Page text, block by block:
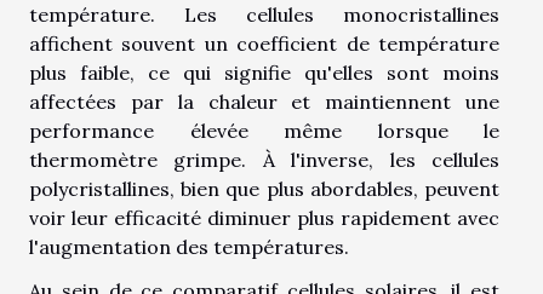
température. Les cellules monocristallines
affichent souvent un coefficient de température
plus faible, ce qui signifie qu'elles sont moins
affectées par la chaleur et maintiennent une
performance élevée même lorsque le
thermomètre grimpe. À l'inverse, les cellules
polycristallines, bien que plus abordables, peuvent
voir leur efficacité diminuer plus rapidement avec
l'augmentation des températures.